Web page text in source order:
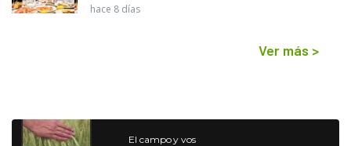
hace 8 días
Ver más >
El campo y vos